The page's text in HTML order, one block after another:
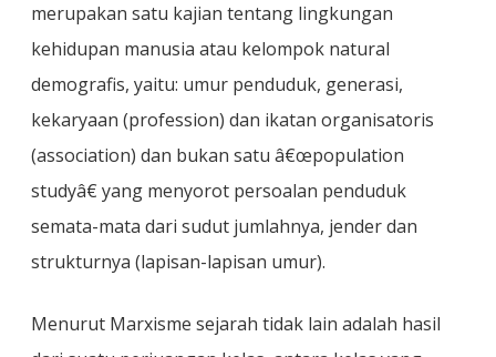
merupakan satu kajian tentang lingkungan
kehidupan manusia atau kelompok natural
demografis, yaitu: umur penduduk, generasi,
kekaryaan (profession) dan ikatan organisatoris
(association) dan bukan satu â€œpopulation
studyâ€ yang menyorot persoalan penduduk
semata-mata dari sudut jumlahnya, jender dan
strukturnya (lapisan-lapisan umur).
Menurut Marxisme sejarah tidak lain adalah hasil